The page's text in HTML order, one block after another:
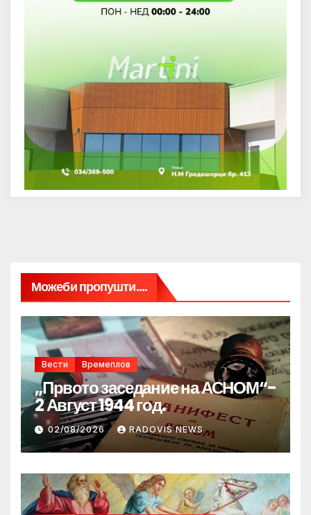
Можеби пропушти....
Вести Времеплов
„Првото заседание на АСНОМ“-
2 Август 1944 год.
02/08/2026 RADOVIS NEWS